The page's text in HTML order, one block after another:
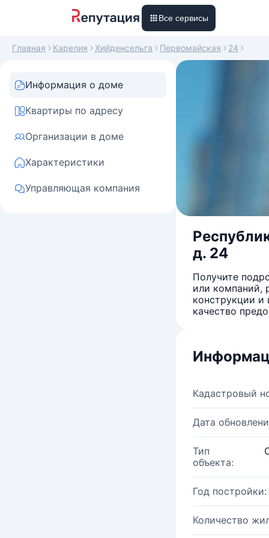
Все сервисы
Главная Карелия Хийденсельга Первомайская 24
Информация о доме
Квартиры по адресу
Организации в доме
Характеристики
Управляющая компания
д. 24
Получите
или компаний,
конструкции и
качество
Кадастровый
Дата
Тип
объекта:
Год постройки:
Количество